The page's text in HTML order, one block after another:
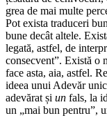
grea de mai multe
Pot exista traduceri
bune decât altele.
legată, astfel, de
consecvent”. Există o
face asta, aia, astfel.
ideea unui Adevăr
adevărat și un fals, la
un „mai bun pentru”,